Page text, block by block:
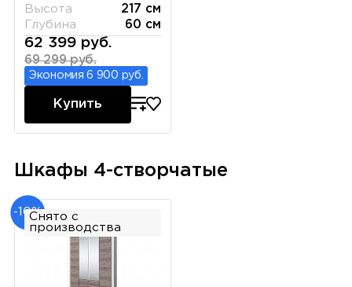
Высота
217 см
Глубина
60 см
62 399 руб.
69 299 руб.
Экономия 6 900 руб.
Купить
Шкафы 4-створчатые
-10%Снято с
производства